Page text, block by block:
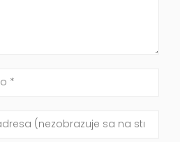
(nezobrazuje sa na stránke)